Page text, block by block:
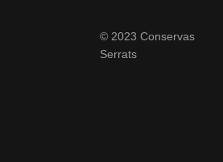
© 2023 Conservas
Serrats